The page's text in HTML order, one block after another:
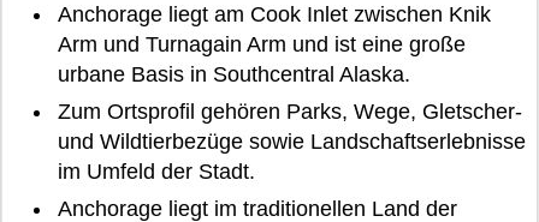
Anchorage liegt am Cook Inlet zwischen Knik
Arm und Turnagain Arm und ist eine große
urbane Basis in Southcentral Alaska.
Zum Ortsprofil gehören Parks, Wege, Gletscher-
und Wildtierbezüge sowie Landschaftserlebnisse
im Umfeld der Stadt.
Anchorage liegt im traditionellen Land der